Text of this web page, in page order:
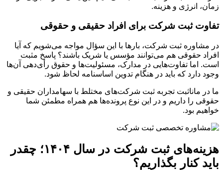
زمان، انرژی و هزینه.
تفاوت ثبت شرکت برای افراد حقیقی و حقوقی
در مشاوره ثبت شرکت، بارها با این سؤال مواجه می‌شویم که آیا
افراد حقوقی هم می‌توانند مؤسس یا شریک باشند؟ پاسخ مثبت
است. اما تفاوت‌هایی در مدارک، مسئولیت‌ها و حقوق رأی‌دهی آن‌ها
وجود دارد که باید در هنگام تدوین اساسنامه لحاظ شود.
ما در ماناثبت تجربه ثبت شرکت‌های مختلط با سهامداران حقیقی و
حقوقی را داریم و در این نوع پرونده‌ها هم همراه مطمئن شما
خواهیم بود.
هزینه‌های ثبت شرکت در سال ۱۴۰۴؛ چقدر
باید کنار بگذاریم؟